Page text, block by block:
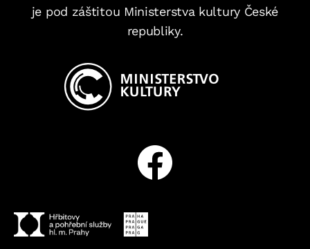
je pod záštitou Ministerstva kultury České
republiky.
Facebook